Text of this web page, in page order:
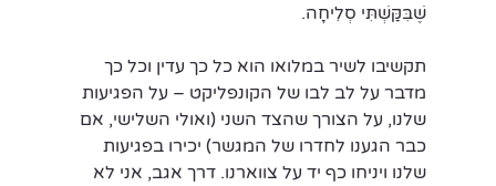
שֶׁבִּקַּשְׁתִּי סְלִיחָה.
תקשיבו לשיר במלואו הוא כל כך עדין וכל כך
מדבר על לב לבו של הקונפליקט – על הפגיעות
שלנו, על הצורך שהצד השני (ואולי השלישי, אם
כבר הגענו לחדרו של המגשר) יכירו בפגיעות
שלנו ויניחו כף יד על צווארנו. דרך אגב, אני לא